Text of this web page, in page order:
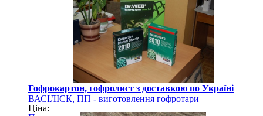
Гофрокартон, гофролист з доставкою по Україні
ВАСІЛІСК, ПП - виготовлення гофротари
Ціна: